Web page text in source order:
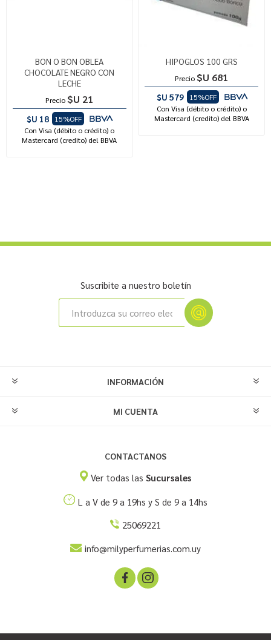
BON O BON OBLEA
CHOCOLATE NEGRO CON
LECHE
Precio $U 21
$U 18
15%OFF
Con Visa (débito o crédito) o
Mastercard (credito) del BBVA
HIPOGLOS 100 GRS
Precio $U 681
$U 579
15%OFF
Con Visa (débito o crédito) o
Mastercard (credito) del BBVA
Suscribite a nuestro boletín
INFORMACIÓN
MI CUENTA
CONTACTANOS
Ver todas las Sucursales
L a V de 9 a 19hs y S de 9 a 14hs
25069221
info@milyperfumerias.com.uy